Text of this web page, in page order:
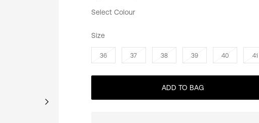
Select Colour
Size
36 37 38 39 40 41
ADD TO BAG